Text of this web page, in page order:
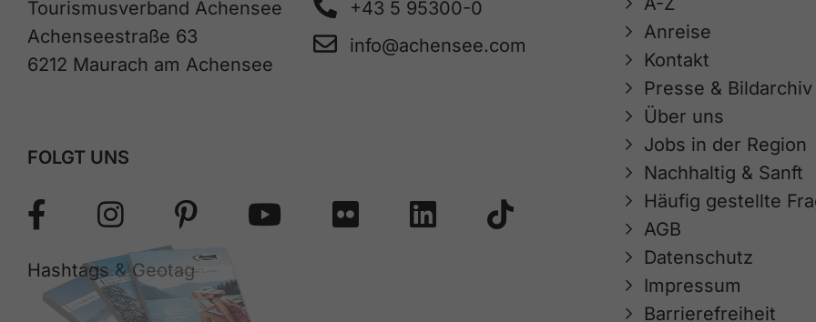
Tourismusverband Achensee
Achenseestraße 63
6212 Maurach am Achensee
+43 5 95300-0
info@achensee.com
FOLGT UNS
Hashtags & Geotag
Anreise
Kontakt
Presse & Bildarchiv
Über uns
Jobs in der Region
Nachhaltig & Sanft
Häufig gestellte
AGB
Datenschutz
Impressum
Barrierefreiheit